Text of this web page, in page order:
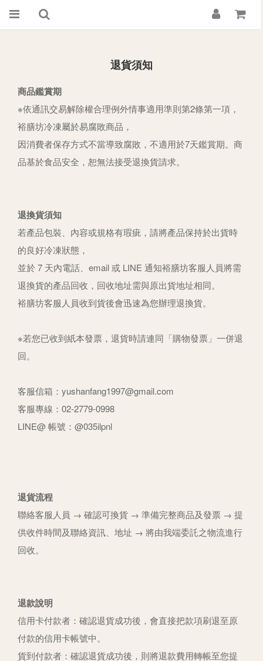
退貨須知
商品鑑賞期
※依通訊交易解除權合理例外情事適用準則第2條第一項，
裕膳坊冷凍屬於易腐敗商品，
因消費者保存方式不當導致腐敗，不適用於7天鑑賞期。商
品基於食品安全，恕無法接受退換貨請求。
退換貨須知
若產品包裝、內容或規格有瑕疵，請將產品保持於出貨時
的良好冷凍狀態，
並於 7 天內電話、email 或 LINE 通知裕膳坊客服人員將需
退換貨的產品回收，回收地址需與原出貨地址相同。
裕膳坊客服人員收到貨後會迅速為您辦理退換貨。
※若您已收到紙本發票，退貨時請連同「購物發票」一併退
回。
客服信箱：yushanfang1997@gmail.com
客服專線：02-2779-0998
LINE@ 帳號：@035ilpnl
退貨流程
聯絡客服人員 → 確認可換貨 → 準備完整商品及發票 → 提
供收件時間及聯絡資訊、地址 → 將由我端委託之物流進行
回收。
退款說明
信用卡付款者：確認退貨成功後，會直接把款項刷退至原
付款的信用卡帳號中。
貨到付款者：確認退貨成功後，則將退款費用轉帳至您提